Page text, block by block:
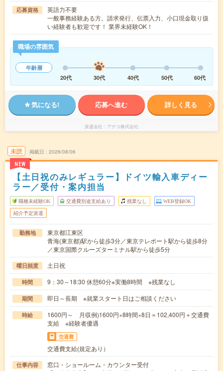
応募資格
英語力不要
一般事務経験ある方。請求発行、伝票入力、小口現金取り扱
い経験者も歓迎です！ 業界未経験OK！
職場の雰囲気
年齢層
20代
30代 40代 50代 60代
気になる! 応募へ進む 詳しく見る
派遣会社 アデコ株式会社
未読
NEW
掲載日 2026/08/06
【土日祝のみレギュラー】ドイツ輸入車ディー
ラー／受付・案内担当
職種未経験OK 交通費別途支給あり 残業なし WEB登録OK
紹介予定派遣
勤務地
東京都江東区
青海(東京都)駅から徒歩3分／東京テレポート駅から徒歩8分
／東京国際クルーズターミナル駅から徒歩5分
曜日頻度 土日祝
時間 9：30～18:30 休憩60分※実働8時間 ※残業なし
期間 即日～長期 ※就業スタート日はご相談ください
時給
1600円～ 月収例)1600円×8時間×8日＝102,400円＋交通費
支給 ※経験者優遇
交通費
交通費支給(規定あり）
仕事内容
窓口・ショールーム・カウンター受付